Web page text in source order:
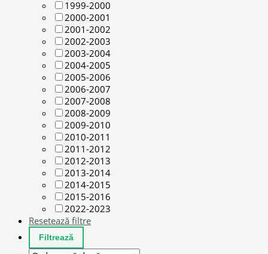
1999-2000
2000-2001
2001-2002
2002-2003
2003-2004
2004-2005
2005-2006
2006-2007
2007-2008
2008-2009
2009-2010
2010-2011
2011-2012
2012-2013
2013-2014
2014-2015
2015-2016
2022-2023
Resetează filtre